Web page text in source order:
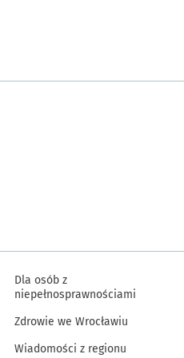
Dla osób z
niepełnosprawnościami
Zdrowie we Wrocławiu
Wiadomości z regionu